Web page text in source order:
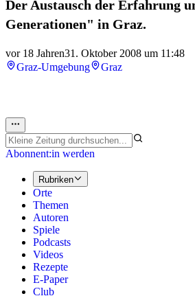
Der Austausch der Erfahrung
Generationen" in Graz.
vor 18 Jahren31. Oktober 2008 um 11:48
Graz-Umgebung
Graz
Abonnent:in werden
Rubriken
Orte
Themen
Autoren
Spiele
Podcasts
Videos
Rezepte
E-Paper
Club